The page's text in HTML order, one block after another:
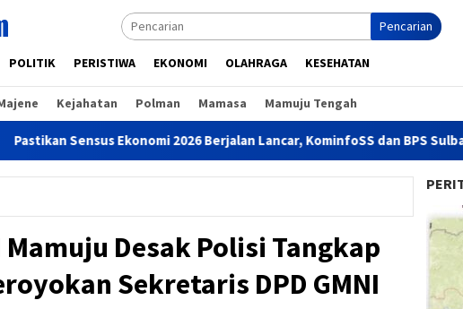
Pencarian
POLITIK PERISTIWA EKONOMI OLAHRAGA KESEHATAN
Kejahatan Polman Mamasa Mamuju Tengah
Ekonomi 2026 Berjalan Lancar, KominfoSS dan BPS Sulbar Turun
Mamuju Desak Polisi Tangkap
Sekretaris DPD GMNI